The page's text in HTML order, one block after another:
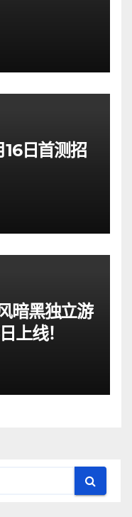
16日首测招
暗黑独立游
上线！